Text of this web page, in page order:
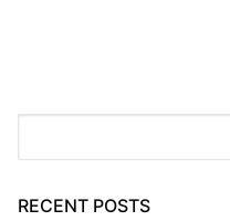
RECENT POSTS